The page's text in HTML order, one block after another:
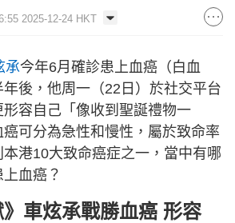
2025-12-24 HKT
承今年6月確診患上血癌（白血
後，他周一（22日）於社交平台
容自己「像收到聖誕禮物一
可分為急性和慢性，屬於致命率
港10大致命癌症之一，當中有哪
血癌？
》車炫承戰勝血癌 形容